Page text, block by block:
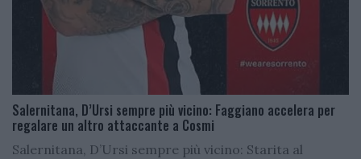
Salernitana, D’Ursi sempre più vicino: Faggiano accelera per
regalare un altro attaccante a Cosmi
Salernitana, D’Ursi sempre più vicino: Starita al